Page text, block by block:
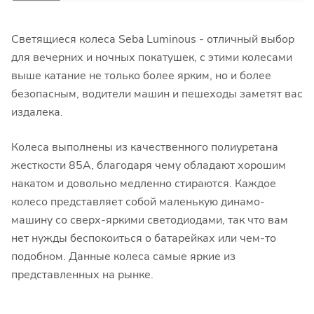
Светящиеся колеса Seba Luminous - отличный выбор
для вечерних и ночных покатушек, с этими колесами
выше катание не только более ярким, но и более
безопасным, водители машин и пешеходы заметят вас
издалека.
Колеса выполнены из качественного полиуретана
жесткости 85А, благодаря чему обладают хорошим
накатом и довольно медленно стираются. Каждое
колесо представляет собой маленькую динамо-
машину со сверх-яркими светодиодами, так что вам
нет нужды беспокоиться о батарейках или чем-то
подобном. Данные колеса самые яркие из
представленных на рынке.